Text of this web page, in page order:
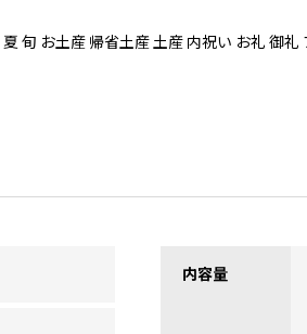
旬 お土産 帰省土産 土産 内祝い お礼 御
内容量